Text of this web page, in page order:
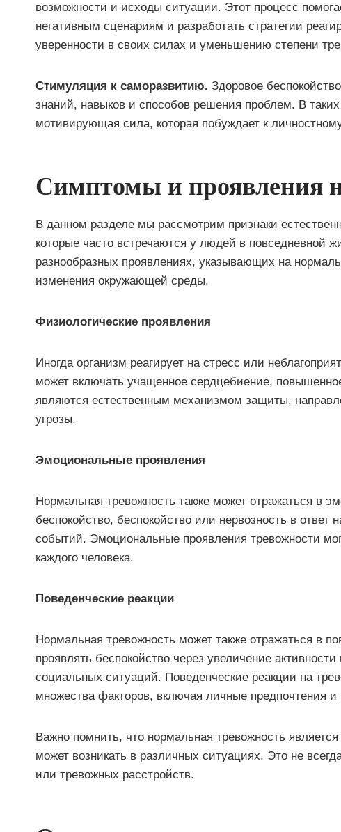
возможности и исходы ситуации. Этот процесс
негативным сценариям и разработать стратегии
уверенности в своих силах и уменьшению степени
Стимуляция к саморазвитию. Здоровое
знаний, навыков и способов решения проблем. В таких
мотивирующая сила, которая побуждает к
Симптомы и проявления
В данном разделе мы рассмотрим признаки
которые часто встречаются у людей в повседневной
разнообразных проявлениях, указывающих на
изменения окружающей среды.
Физиологические проявления
Иногда организм реагирует на стресс или
может включать учащенное сердцебиение,
являются естественным механизмом защиты,
угрозы.
Эмоциональные проявления
Нормальная тревожность также может отражаться в
беспокойство, беспокойство или нервозность в
событий. Эмоциональные проявления тревожности
каждого человека.
Поведенческие реакции
Нормальная тревожность может также отражаться в
проявлять беспокойство через увеличение
социальных ситуаций. Поведенческие реакции на
множества факторов, включая личные предпочтения и
Важно помнить, что нормальная тревожность
может возникать в различных ситуациях. Это не
или тревожных расстройств.